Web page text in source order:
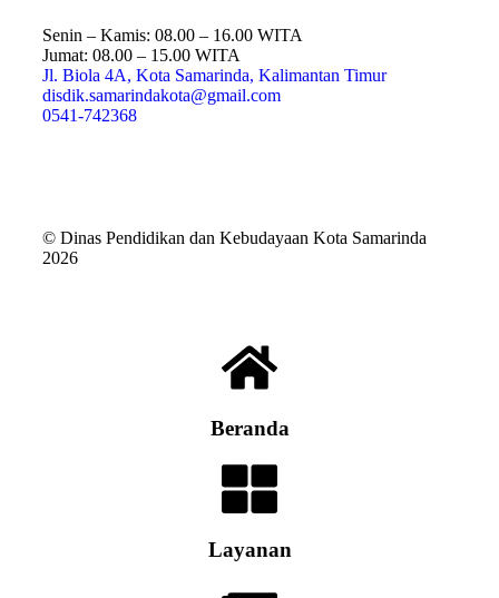
Senin – Kamis: 08.00 – 16.00 WITA
Jumat: 08.00 – 15.00 WITA
Jl. Biola 4A, Kota Samarinda, Kalimantan Timur
disdik.samarindakota@gmail.com
0541-742368
© Dinas Pendidikan dan Kebudayaan Kota Samarinda
2026
Beranda
Layanan